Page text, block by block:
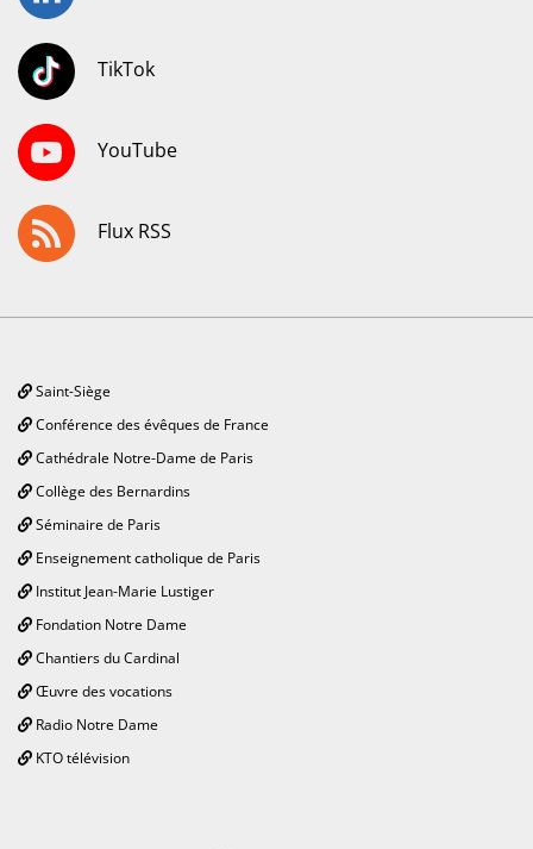
TikTok
YouTube
Flux RSS
Saint-Siège
Conférence des évêques de France
Cathédrale Notre-Dame de Paris
Collège des Bernardins
Séminaire de Paris
Enseignement catholique de Paris
Institut Jean-Marie Lustiger
Fondation Notre Dame
Chantiers du Cardinal
Œuvre des vocations
Radio Notre Dame
KTO télévision